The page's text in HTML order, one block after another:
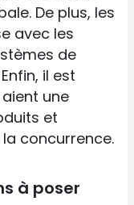
De plus, les
avec les
de
il est
une
et
concurrence.
à poser